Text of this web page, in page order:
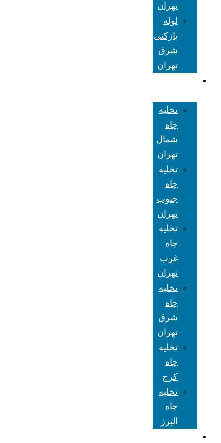
تهران
لوله
بازکنی
شرق
تهران
تخلیه
چاه
شمال
تهران
تخلیه
چاه
جنوب
تهران
تخلیه
چاه
غرب
تهران
تخلیه
چاه
شرق
تهران
تخلیه
چاه
کرج
تخلیه
چاه
البرز